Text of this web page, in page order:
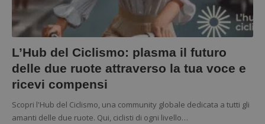
L’Hub del Ciclismo: plasma il futuro
delle due ruote attraverso la tua voce e
ricevi compensi
Scopri l'Hub del Ciclismo, una community globale dedicata a tutti gli
amanti delle due ruote. Qui, ciclisti di ogni livello…